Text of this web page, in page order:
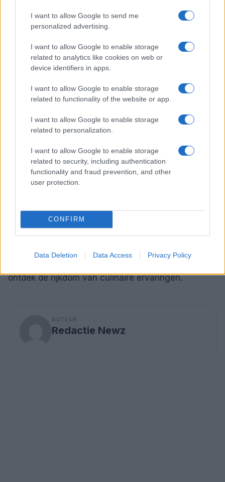
I want to allow Google to send me
personalized advertising.
I want to allow Google to enable storage
related to analytics like cookies on web or
device identifiers in apps.
I want to allow Google to enable storage
related to functionality of the website or app.
I want to allow Google to enable storage
related to personalization.
I want to allow Google to enable storage
related to security, including authentication
functionality and fraud prevention, and other
user protection.
CONFIRM
Data Deletion Data Access Privacy Policy
Een uitnodiging om te proeven
Stap binnen in de fascinerende wereld van de
gastronomie. Waarom zou je alleen koken als je
ontdekken? Laat je inspireren door technieken die
je kunt toepassen en tradities die je kunt eren. De
wereld van smaken wacht op je, vol verrassingen
Want achter elk gerecht dat je maakt, schuilt een
verhaal dat wacht om verteld te worden. De
paletten van smaken zijn eindeloos. Wat houdt je
ontdek de rijkdom van culinaire ervaringen.
AUTEUR
Redactie Newz